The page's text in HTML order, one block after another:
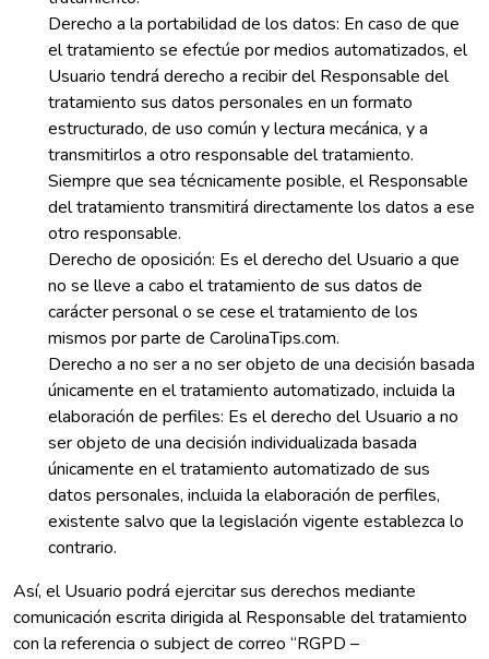
Derecho a la portabilidad de los datos: En caso de que
el tratamiento se efectúe por medios automatizados, el
Usuario tendrá derecho a recibir del Responsable del
tratamiento sus datos personales en un formato
estructurado, de uso común y lectura mecánica, y a
transmitirlos a otro responsable del tratamiento.
Siempre que sea técnicamente posible, el Responsable
del tratamiento transmitirá directamente los datos a ese
otro responsable.
Derecho de oposición: Es el derecho del Usuario a que
no se lleve a cabo el tratamiento de sus datos de
carácter personal o se cese el tratamiento de los
mismos por parte de CarolinaTips.com.
Derecho a no ser a no ser objeto de una decisión basada
únicamente en el tratamiento automatizado, incluida la
elaboración de perfiles: Es el derecho del Usuario a no
ser objeto de una decisión individualizada basada
únicamente en el tratamiento automatizado de sus
datos personales, incluida la elaboración de perfiles,
existente salvo que la legislación vigente establezca lo
contrario.
Así, el Usuario podrá ejercitar sus derechos mediante
comunicación escrita dirigida al Responsable del tratamiento
con la referencia o subject de correo “RGPD –